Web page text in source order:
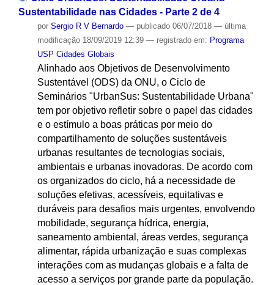
Sustentabilidade nas Cidades - Parte 2 de 4
por Sergio R V Bernardo — publicado06/07/2018 — última
modificação18/09/2019 12:39 — registrado em: Programa
USP Cidades Globais
Alinhado aos Objetivos de Desenvolvimento
Sustentável (ODS) da ONU, o Ciclo de
Seminários "UrbanSus: Sustentabilidade Urbana"
tem por objetivo refletir sobre o papel das cidades
e o estímulo a boas práticas por meio do
compartilhamento de soluções sustentáveis
urbanas resultantes de tecnologias sociais,
ambientais e urbanas inovadoras. De acordo com
os organizados do ciclo, há a necessidade de
soluções efetivas, acessíveis, equitativas e
duráveis para desafios mais urgentes, envolvendo
mobilidade, segurança hídrica, energia,
saneamento ambiental, áreas verdes, segurança
alimentar, rápida urbanização e suas complexas
interações com as mudanças globais e a falta de
acesso a serviços por grande parte da população.